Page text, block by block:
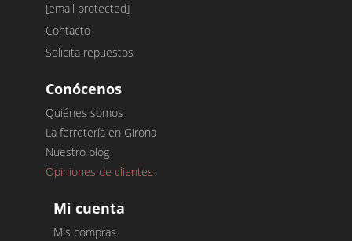
[email protected]
Contacto
Solicita repuestos
Conócenos
Quiénes somos
La ferretería en Girona
Nuestro blog
Opiniones de clientes
Mi cuenta
Mis compras